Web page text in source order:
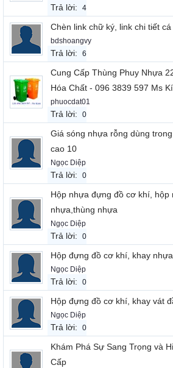
Trả lời: 4
Chèn link chữ ký, link chi tiết cá
bdshoangvy
Trả lời: 6
Cung Cấp Thùng Phuy Nhựa
Hóa Chất - 096 3839 597 Ms
phuocdat01
Trả lời: 0
Giá sóng nhựa rỗng dùng
cao 10
Ngọc Diệp
Trả lời: 0
Hộp nhựa đựng đồ cơ khí, hộp
nhựa,thùng nhựa
Ngọc Diệp
Trả lời: 0
Hộp đựng đồ cơ khí, khay
Ngọc Diệp
Trả lời: 0
Hộp đựng đồ cơ khí, khay vát
Ngọc Diệp
Trả lời: 0
Khám Phá Sự Sang Trọng và
Cấp